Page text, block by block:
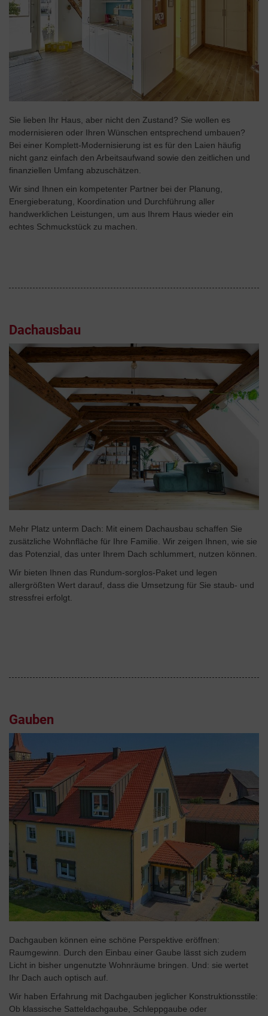
Sie lieben Ihr Haus, aber nicht den Zustand? Sie wollen es
modernisieren oder Ihren Wünschen entsprechend umbauen?
Bei einer Komplett-Modernisierung ist es für den Laien häufig
nicht ganz einfach den Arbeitsaufwand sowie den zeitlichen und
finanziellen Umfang abzuschätzen.
Wir sind Ihnen ein kompetenter Partner bei der Planung,
Energieberatung, Koordination und Durchführung aller
handwerklichen Leistungen, um aus Ihrem Haus wieder ein
echtes Schmuckstück zu machen.
Dachausbau
Mehr Platz unterm Dach: Mit einem Dachausbau schaffen Sie
zusätzliche Wohnfläche für Ihre Familie. Wir zeigen Ihnen, wie sie
das Potenzial, das unter Ihrem Dach schlummert, nutzen können.
Wir bieten Ihnen das Rund­um-sorg­los-Pa­ket und legen
allergrößten Wert darauf, dass die Umsetzung für Sie staub- und
stressfrei erfolgt.
Gauben
Dachgauben können eine schöne Perspektive eröffnen:
Raumgewinn. Durch den Einbau einer Gaube lässt sich zudem
Licht in bisher ungenutzte Wohnräume bringen. Und: sie wertet
Ihr Dach auch optisch auf.
Wir haben Erfahrung mit Dachgauben jeglicher Konstruktionsstile:
Ob klassische Satteldachgaube, Schleppgaube oder